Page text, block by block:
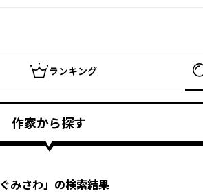
ランキング
作家から探す
ぐみさわ」の検索結果